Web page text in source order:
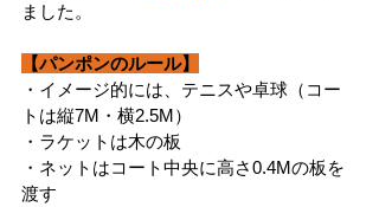
ました。
【パンポンのルール】
・イメージ的には、テニスや卓球（コー
トは縦7M・横2.5M）
・ラケットは木の板
・ネットはコート中央に高さ0.4Mの板を
渡す